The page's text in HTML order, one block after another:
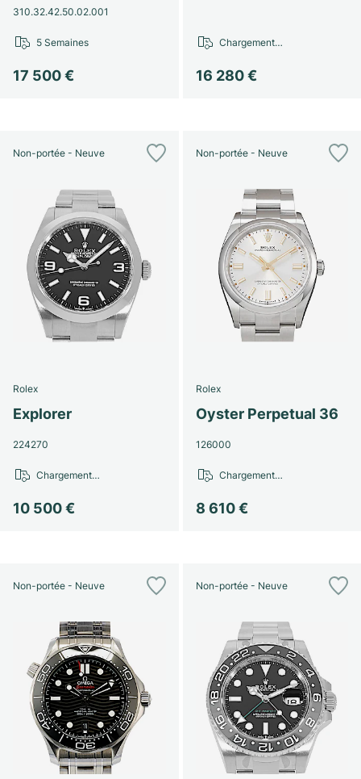
310.32.42.50.02.001
17 500 €
5 Semaines
16 280 €
Chargement…
Non-portée - Neuve
Rolex
Explorer
224270
10 500 €
Chargement…
Non-portée - Neuve
Rolex
Oyster Perpetual 36
126000
8 610 €
Chargement…
Non-portée - Neuve Non-portée - Neuve